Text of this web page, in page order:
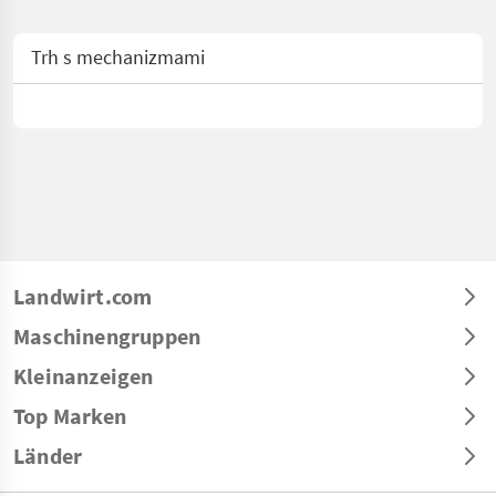
Trh s mechanizmami
Landwirt.com
Maschinengruppen
Kleinanzeigen
Top Marken
Länder